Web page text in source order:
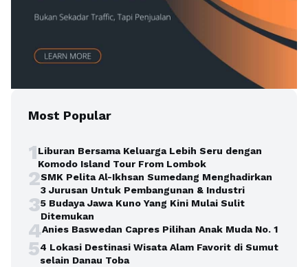
Most Popular
1Liburan Bersama Keluarga Lebih Seru dengan
Komodo Island Tour From Lombok
2SMK Pelita Al-Ikhsan Sumedang Menghadirkan
3 Jurusan Untuk Pembangunan & Industri
35 Budaya Jawa Kuno Yang Kini Mulai Sulit
Ditemukan
4Anies Baswedan Capres Pilihan Anak Muda No. 1
54 Lokasi Destinasi Wisata Alam Favorit di Sumut
selain Danau Toba